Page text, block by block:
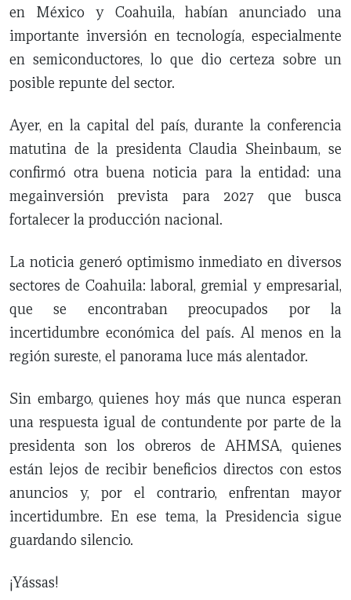
en México y Coahuila, habían anunciado una
importante inversión en tecnología, especialmente
en semiconductores, lo que dio certeza sobre un
posible repunte del sector.
Ayer, en la capital del país, durante la conferencia
matutina de la presidenta Claudia Sheinbaum, se
confirmó otra buena noticia para la entidad: una
megainversión prevista para 2027 que busca
fortalecer la producción nacional.
La noticia generó optimismo inmediato en diversos
sectores de Coahuila: laboral, gremial y empresarial,
que se encontraban preocupados por la
incertidumbre económica del país. Al menos en la
región sureste, el panorama luce más alentador.
Sin embargo, quienes hoy más que nunca esperan
una respuesta igual de contundente por parte de la
presidenta son los obreros de AHMSA, quienes
están lejos de recibir beneficios directos con estos
anuncios y, por el contrario, enfrentan mayor
incertidumbre. En ese tema, la Presidencia sigue
guardando silencio.
¡Yássas!